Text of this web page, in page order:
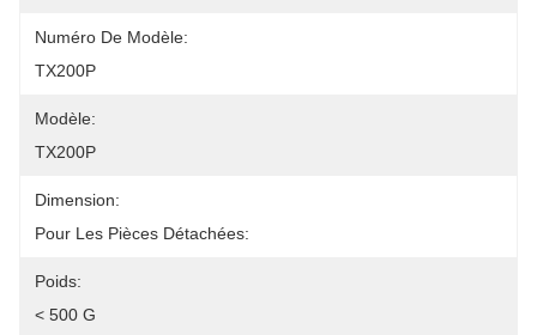
Numéro De Modèle:
TX200P
Modèle:
TX200P
Dimension:
Pour Les Pièces Détachées:
Poids:
< 500 G